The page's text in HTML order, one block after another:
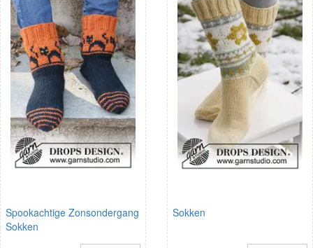
Spookachtige Zonsondergang
Sokken
Sokken